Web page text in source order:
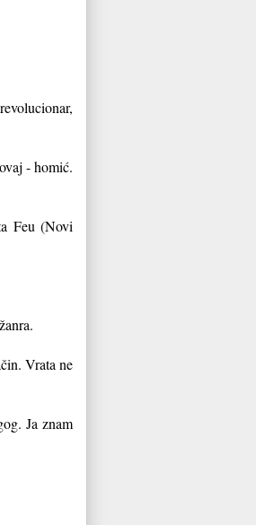
- homić.
Feu (Novi
Vrata ne
Ja znam